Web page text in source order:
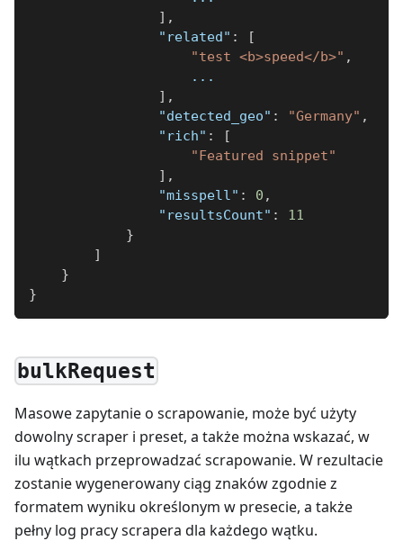
] ,
"related" :
[
"test <b>speed</b>" ,
                    ...
] ,
"detected_geo" : "Germany" ,
"rich" :
[
"Featured snippet"
] ,
"misspell" : 0 ,
"resultsCount" :
11
}
]
}
}
bulkRequest
Masowe zapytanie o scrapowanie, może być użyty
dowolny scraper i preset, a także można wskazać, w
ilu wątkach przeprowadzać scrapowanie. W rezultacie
zostanie wygenerowany ciąg znaków zgodnie z
formatem wyniku określonym w presecie, a także
pełny log pracy scrapera dla każdego wątku.